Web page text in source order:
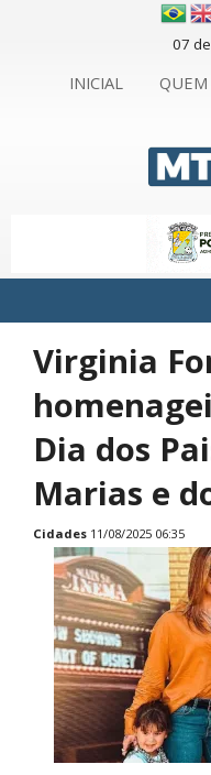
07
INICIAL QUEM
Virginia
Dia dos
Marias e
Cidades 11/08/2025 06:35